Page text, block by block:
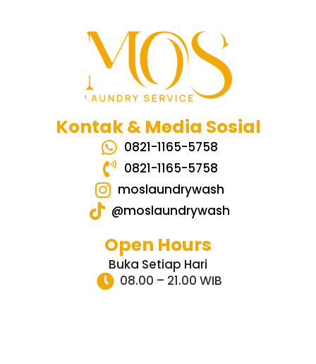
Kontak & Media Sosial
0821-1165-5758
0821-1165-5758
moslaundrywash
@moslaundrywash
Open Hours
Buka Setiap Hari
08.00 – 21.00 WIB